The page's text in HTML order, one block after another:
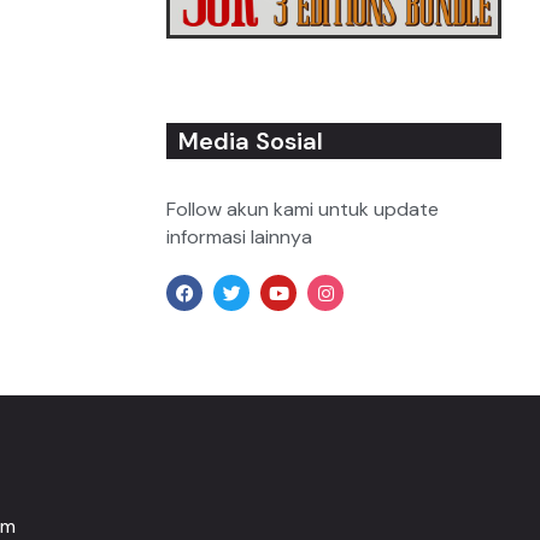
Media Sosial
Follow akun kami untuk update
informasi lainnya